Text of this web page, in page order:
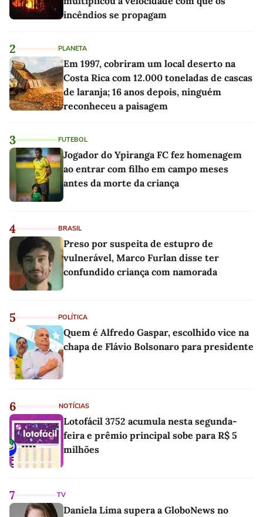
incêndios se propagam
2 PLANETA
Em 1997, cobriram um local deserto na
Costa Rica com 12.000 toneladas de cascas
de laranja; 16 anos depois, ninguém
reconheceu a paisagem
3 FUTEBOL
Jogador do Ypiranga FC fez homenagem
ao entrar com filho em campo meses
antes da morte da criança
4 BRASIL
Preso por suspeita de estupro de
vulnerável, Marco Furlan disse ter
confundido criança com namorada
5 POLÍTICA
Quem é Alfredo Gaspar, escolhido vice na
chapa de Flávio Bolsonaro para presidente
6 NOTÍCIAS
Lotofácil 3752 acumula nesta segunda-
feira e prêmio principal sobe para R$ 5
milhões
7 TV
Daniela Lima supera a GloboNews no